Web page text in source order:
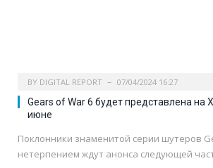
BY DIGITAL REPORT 07/04/2024 16:27
Gears of War 6 будет представлена на
июне
Поклонники знаменитой серии шутеров
нетерпением ждут анонса следующей